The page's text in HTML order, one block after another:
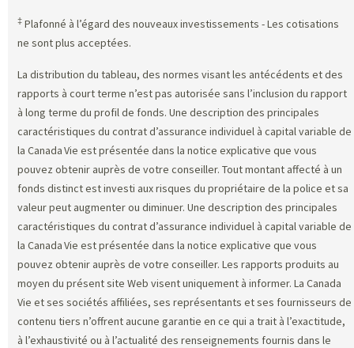
‡ Plafonné à l’égard des nouveaux investissements - Les cotisations
ne sont plus acceptées.
La distribution du tableau, des normes visant les antécédents et des
rapports à court terme n’est pas autorisée sans l’inclusion du rapport
à long terme du profil de fonds. Une description des principales
caractéristiques du contrat d’assurance individuel à capital variable de
la Canada Vie est présentée dans la notice explicative que vous
pouvez obtenir auprès de votre conseiller. Tout montant affecté à un
fonds distinct est investi aux risques du propriétaire de la police et sa
valeur peut augmenter ou diminuer. Une description des principales
caractéristiques du contrat d’assurance individuel à capital variable de
la Canada Vie est présentée dans la notice explicative que vous
pouvez obtenir auprès de votre conseiller. Les rapports produits au
moyen du présent site Web visent uniquement à informer. La Canada
Vie et ses sociétés affiliées, ses représentants et ses fournisseurs de
contenu tiers n’offrent aucune garantie en ce qui a trait à l’exactitude,
à l’exhaustivité ou à l’actualité des renseignements fournis dans le